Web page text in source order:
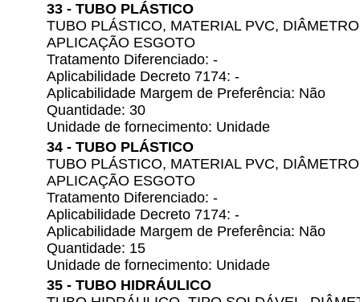
33 - TUBO PLÁSTICO
TUBO PLÁSTICO, MATERIAL PVC,
APLICAÇÃO ESGOTO
Tratamento Diferenciado: -
Aplicabilidade Decreto 7174: -
Aplicabilidade Margem de Preferência: Não
Quantidade: 30
Unidade de fornecimento: Unidade
34 - TUBO PLÁSTICO
TUBO PLÁSTICO, MATERIAL PVC,
APLICAÇÃO ESGOTO
Tratamento Diferenciado: -
Aplicabilidade Decreto 7174: -
Aplicabilidade Margem de Preferência: Não
Quantidade: 15
Unidade de fornecimento: Unidade
35 - TUBO HIDRÁULICO